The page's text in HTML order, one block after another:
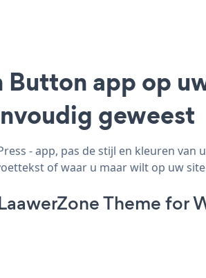
app op
geweest
- app, pas de stijl en kleuren van
of waar u maar wilt op uw
Theme for